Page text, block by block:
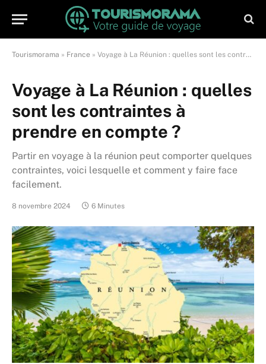
Tourismorama » France » Voyage à La Réunion : quelles sont les contraintes à prendre en compte ?
Voyage à La Réunion : quelles
sont les contraintes à
prendre en compte ?
Partir en voyage à la réunion peut comporter quelques
contraintes, voici lesquelle et comment y faire face
facilement.
8 novembre 2024 6 Minutes